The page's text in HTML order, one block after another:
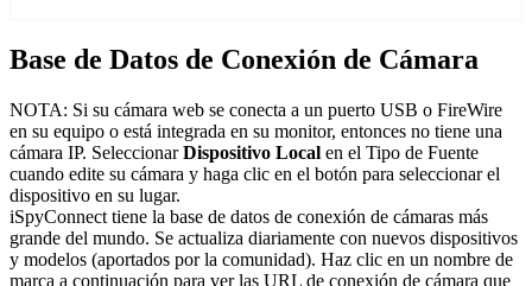
Base de Datos de Conexión de Cámara
NOTA: Si su cámara web se conecta a un puerto USB o FireWire
en su equipo o está integrada en su monitor, entonces no tiene una
cámara IP. SeleccionarDispositivo Local en el Tipo de Fuente
cuando edite su cámara y haga clic en el botón para seleccionar el
dispositivo en su lugar.
iSpyConnect tiene la base de datos de conexión de cámaras más
grande del mundo. Se actualiza diariamente con nuevos dispositivos
y modelos (aportados por la comunidad). Haz clic en un nombre de
marca a continuación para ver las URL de conexión de cámara que